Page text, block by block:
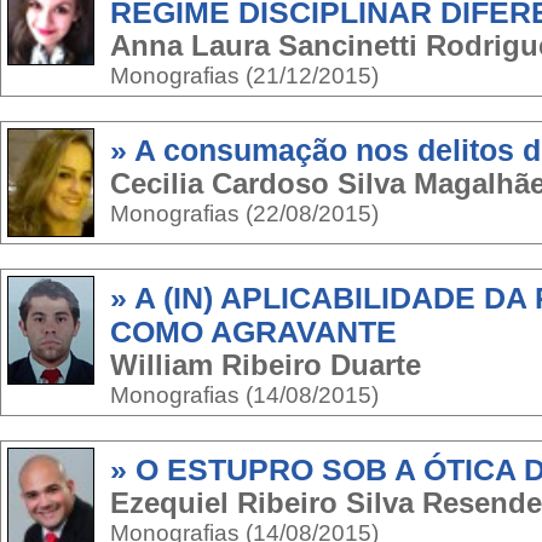
REGIME DISCIPLINAR
Anna Laura Sancinetti
Monografias (21/12/2015)
» A consumação nos delitos
Cecilia Cardoso Silva
Monografias (22/08/2015)
» A (IN) APLICABILIDADE DA
COMO AGRAVANTE
William Ribeiro Duarte
Monografias (14/08/2015)
» O ESTUPRO SOB A ÓTICA
Ezequiel Ribeiro Silva Resende
Monografias (14/08/2015)